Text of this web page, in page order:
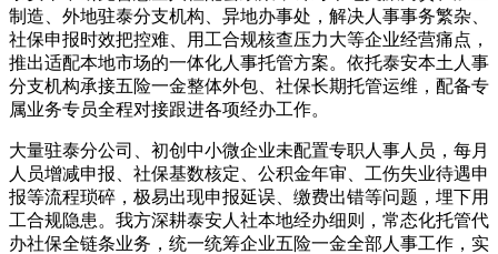
制造、外地驻泰分支机构、异地办事处，解决人事事务繁杂、
社保申报时效把控难、用工合规核查压力大等企业经营痛点，
推出适配本地市场的一体化人事托管方案。依托泰安本土人事
分支机构承接五险一金整体外包、社保长期托管运维，配备专
属业务专员全程对接跟进各项经办工作。
大量驻泰分公司、初创中小微企业未配置专职人事人员，每月
人员增减申报、社保基数核定、公积金年审、工伤失业待遇申
报等流程琐碎，极易出现申报延误、缴费出错等问题，埋下用
工合规隐患。我方深耕泰安人社本地经办细则，常态化托管代
办社保全链条业务，统一统筹企业五险一金全部人事工作，实